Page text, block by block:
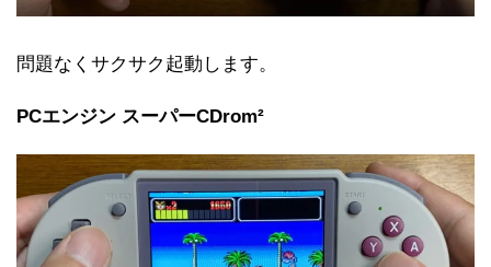
問題なくサクサク起動します。
PCエンジン スーパーCDrom²